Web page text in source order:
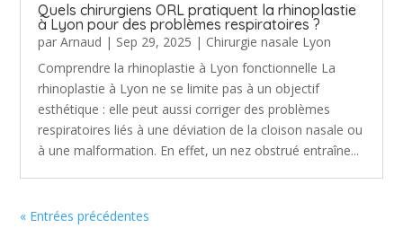
Quels chirurgiens ORL pratiquent la rhinoplastie
à Lyon pour des problèmes respiratoires ?
parArnaud | Sep 29, 2025 | Chirurgie nasale Lyon
Comprendre la rhinoplastie à Lyon fonctionnelle La
rhinoplastie à Lyon ne se limite pas à un objectif
esthétique : elle peut aussi corriger des problèmes
respiratoires liés à une déviation de la cloison nasale ou
à une malformation. En effet, un nez obstrué entraîne...
« Entrées précédentes